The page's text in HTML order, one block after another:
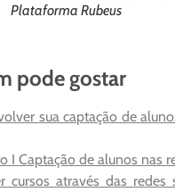
Plataforma Rubeus
pode gostar
sua captação de
I Captação de alunos nas
cursos através das redes